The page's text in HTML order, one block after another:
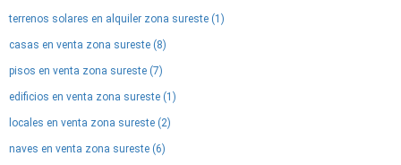
terrenos solares en alquiler zona sureste (1)
casas en venta zona sureste (8)
pisos en venta zona sureste (7)
edificios en venta zona sureste (1)
locales en venta zona sureste (2)
naves en venta zona sureste (6)